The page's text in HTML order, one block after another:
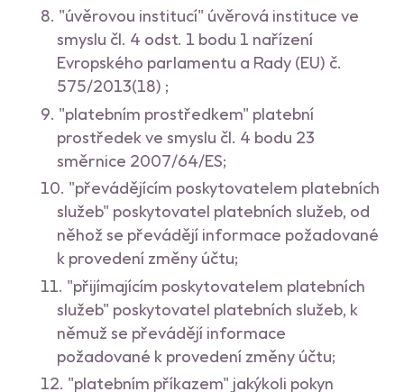
"úvěrovou institucí" úvěrová instituce ve
smyslu čl. 4 odst. 1 bodu 1 nařízení
Evropského parlamentu a Rady (EU) č.
575/2013(18) ;
"platebním prostředkem" platební
prostředek ve smyslu čl. 4 bodu 23
směrnice 2007/64/ES;
"převádějícím poskytovatelem platebních
služeb" poskytovatel platebních služeb, od
něhož se převádějí informace požadované
k provedení změny účtu;
"přijímajícím poskytovatelem platebních
služeb" poskytovatel platebních služeb, k
němuž se převádějí informace
požadované k provedení změny účtu;
"platebním příkazem" jakýkoli pokyn